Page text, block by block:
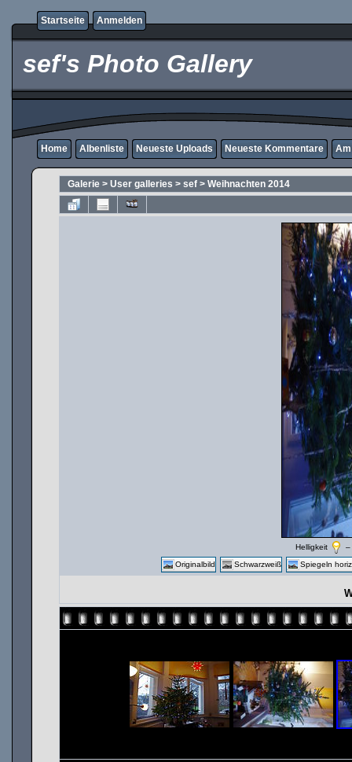
Startseite Anmelden
sef's Photo Gallery
Home Albenliste Neueste Uploads Neueste Kommentare
Galerie > User galleries > sef > Weihnachten 2014
Helligkeit
–
Originalbild
Schwarzweiß Spiegeln